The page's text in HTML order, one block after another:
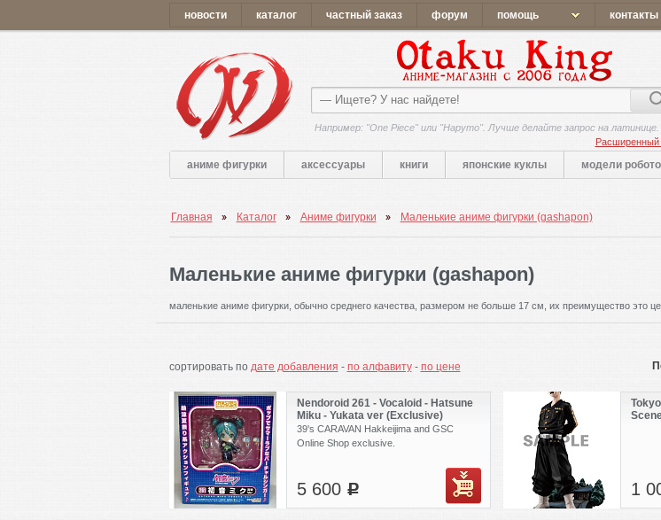
новости каталог частный заказ форум помощь контакты
Например: "One Piece" или "Наруто". Лучше делайте запрос на латинице.
Расширенный
аниме фигурки
аксессуары книги японские куклы модели
Главная Каталог Аниме фигурки Маленькие аниме фигурки (gashapon)
Маленькие аниме фигурки (gashapon)
маленькие аниме фигурки, обычно среднего качества, размером не больше 17 см, их преимущество это
сортировать по дате добавления - по алфавиту- по цене
Nendoroid 261 - Vocaloid - Hatsune
Miku - Yukata ver (Exclusive)
39's CARAVAN Hakkeijima and GSC
Online Shop exclusive.
5 600 c 1